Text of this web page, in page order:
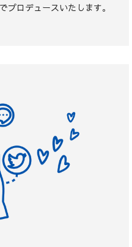
プロデュースいたします。